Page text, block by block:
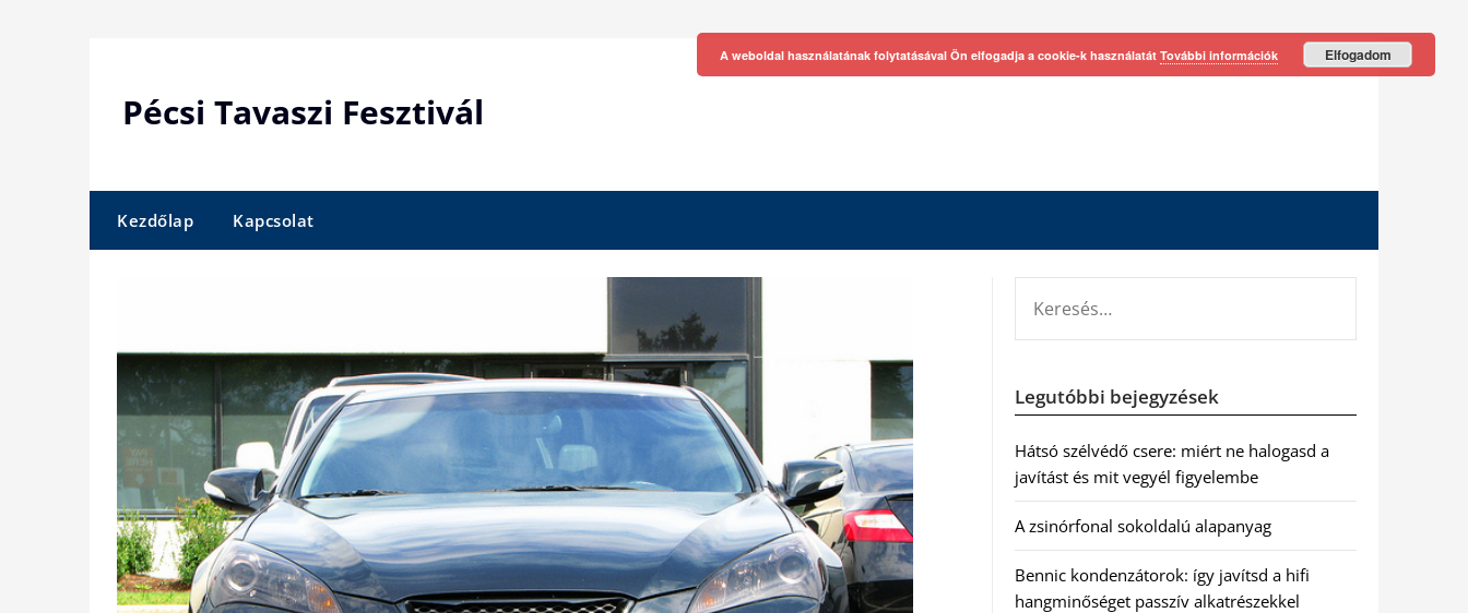
Pécsi Tavaszi Fesztivál
Kezdőlap Kapcsolat
Legutóbbi bejegyzések
Hátsó szélvédő csere: miért ne halogasd a
javítást és mit vegyél figyelembe
A zsinórfonal sokoldalú alapanyag
Bennic kondenzátorok: így javítsd a hifi
hangminőséget passzív alkatrészekkel
A weboldal használatának folytatásával Ön elfogadja a cookie-k használatát További információk Elfogadom